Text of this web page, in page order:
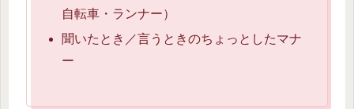
自転車・ランナー）
聞いたとき／言うときのちょっとしたマナ
ー